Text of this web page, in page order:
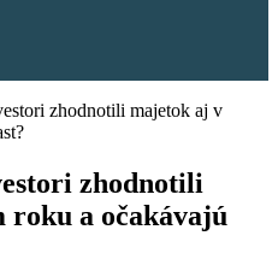
zhodnotili majetok aj v
zhodnotili
roku a očakávajú